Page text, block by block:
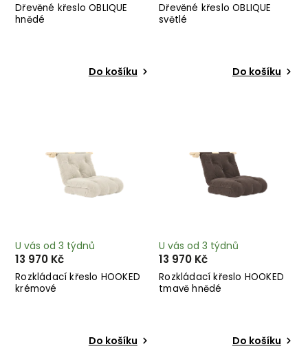
Dřevěné křeslo OBLIQUE
hnědé
Do košíku
Dřevěné křeslo OBLIQUE
světlé
Do košíku
Rozkládací křeslo HOOKED
krémové
U vás od 3 týdnů
13 970 Kč
Do košíku
Rozkládací křeslo HOOKED
tmavě hnědé
U vás od 3 týdnů
13 970 Kč
Do košíku